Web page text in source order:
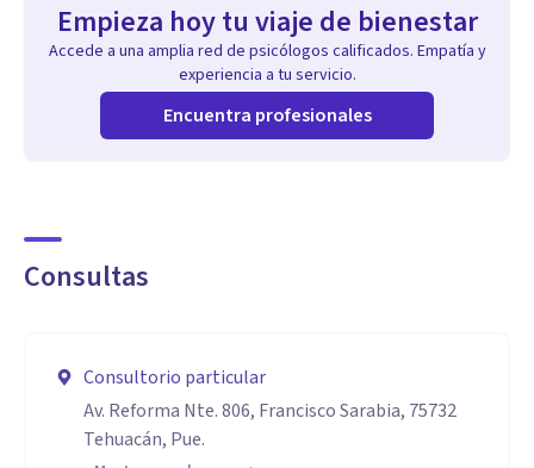
Empieza hoy tu viaje de bienestar
Accede a una amplia red de psicólogos calificados. Empatía y
experiencia a tu servicio.
Encuentra profesionales
Consultas
Consultorio particular
Av. Reforma Nte. 806, Francisco Sarabia, 75732
Tehuacán, Pue.